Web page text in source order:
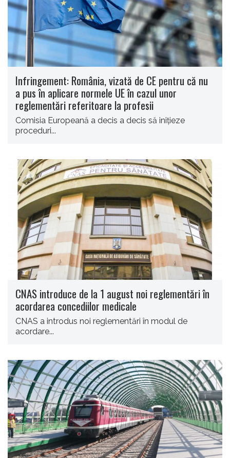
Infringement: România, vizată de CE pentru că nu
a pus în aplicare normele UE în cazul unor
reglementări referitoare la profesii
Comisia Europeană a decis a decis să inițieze
proceduri...
CNAS introduce de la 1 august noi reglementări în
acordarea concediilor medicale
CNAS a introdus noi reglementări în modul de
acordare...